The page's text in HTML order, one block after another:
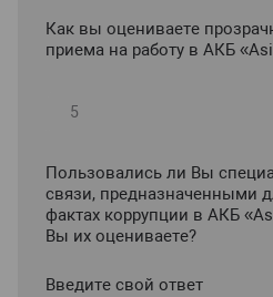
Как вы оцениваете
приема на работу в АКБ
Пользовались ли Вы
связи, предназначенными
фактах коррупции в АКБ
Вы их оцениваете?
Введите свой ответ